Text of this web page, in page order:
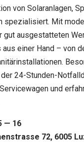
von Solaranlagen,
spezialisiert. Mit
gut ausgestatteten
aus einer Hand – von
24-Stunden-
und
— 16
72, 6005